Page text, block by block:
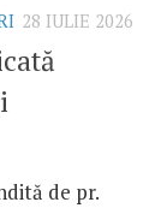
28 IULIE 2026
de pr.